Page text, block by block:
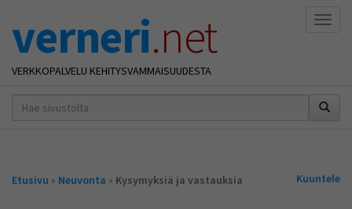
verneri.net
VERKKOPALVELU KEHITYSVAMMAISUUDESTA
hakusana(t)
Olet
Etusivu » Neuvonta » Kysymyksiä ja vastauksia Kuuntele